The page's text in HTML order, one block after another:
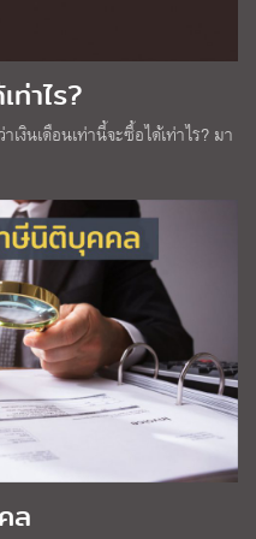
ท่าไร?
งินเดือนเท่านี้จะซื้อได้เท่าไร? มา
ล